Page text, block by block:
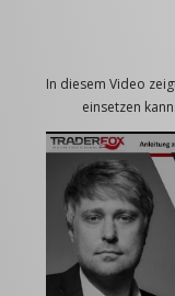
In diesem Video
einsetzen